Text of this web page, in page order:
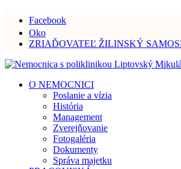
Facebook
Oko
ZRIAĎOVATEĽ ŽILINSKÝ
O NEMOCNICI
Poslanie a vízia
História
Management
Zverejňovanie
Fotogaléria
Dokumenty
Správa majetku